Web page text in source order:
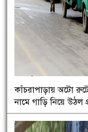
কাঁচরাপাড়ায় অটো
নামে গাড়ি নিয়ে উঠল